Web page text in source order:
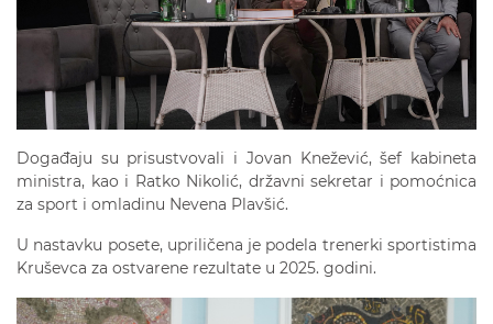
Događaju su prisustvovali i Jovan Knežević, šef kabineta
ministra, kao i Ratko Nikolić, državni sekretar i pomoćnica
za sport i omladinu Nevena Plavšić.
U nastavku posete, upriličena je podela trenerki sportistima
Kruševca za ostvarene rezultate u 2025. godini.